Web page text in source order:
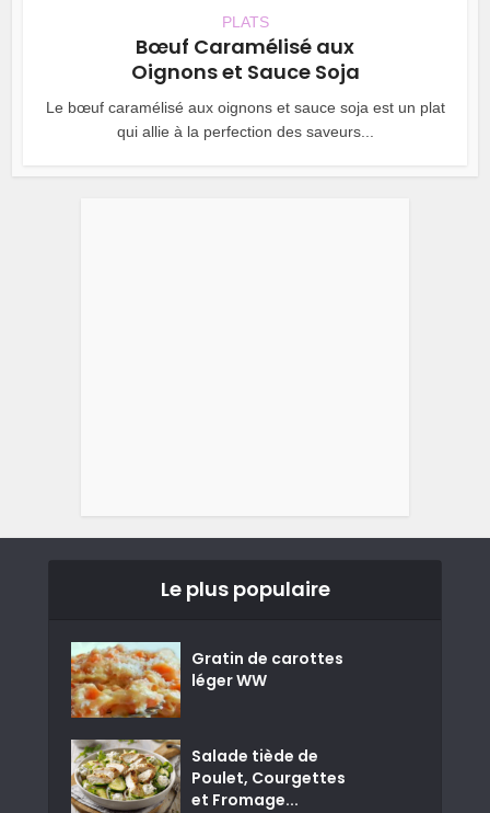
PLATS
Bœuf Caramélisé aux
Oignons et Sauce Soja
Le bœuf caramélisé aux oignons et sauce soja est un plat
qui allie à la perfection des saveurs...
Le plus populaire
Gratin de carottes
léger WW
Salade tiède de
Poulet, Courgettes
et Fromage...